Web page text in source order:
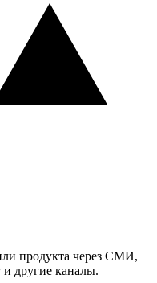
продукта через СМИ,
другие каналы.